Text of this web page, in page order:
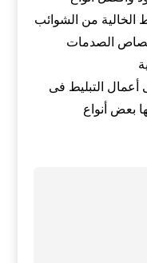
الخالية من الشوائب
الصدمات
أعمال التبليط فى
بعض أنواع